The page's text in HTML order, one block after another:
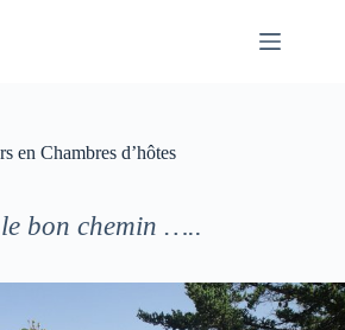
en Chambres d’hôtes
le bon chemin …..